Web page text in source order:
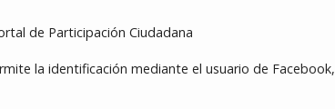
de Participación Ciudadana
la identificación mediante el usuario de Facebook,